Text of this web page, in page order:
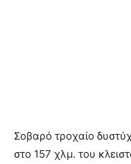
Σοβαρό τροχαίο
στο 157 χλμ. του